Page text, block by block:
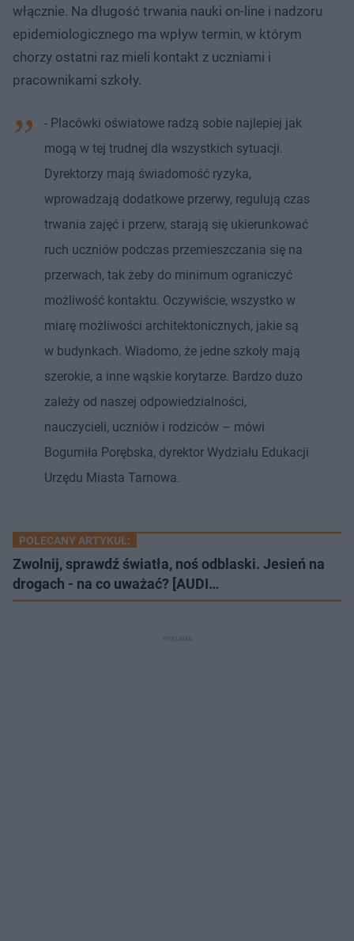
włącznie. Na długość trwania nauki on-line i nadzoru
epidemiologicznego ma wpływ termin, w którym
chorzy ostatni raz mieli kontakt z uczniami i
pracownikami szkoły.
- Placówki oświatowe radzą sobie najlepiej jak
mogą w tej trudnej dla wszystkich sytuacji.
Dyrektorzy mają świadomość ryzyka,
wprowadzają dodatkowe przerwy, regulują czas
trwania zajęć i przerw, starają się ukierunkować
ruch uczniów podczas przemieszczania się na
przerwach, tak żeby do minimum ograniczyć
możliwość kontaktu. Oczywiście, wszystko w
miarę możliwości architektonicznych, jakie są
w budynkach. Wiadomo, że jedne szkoły mają
szerokie, a inne wąskie korytarze. Bardzo dużo
zależy od naszej odpowiedzialności,
nauczycieli, uczniów i rodziców – mówi
Bogumiła Porębska, dyrektor Wydziału Edukacji
Urzędu Miasta Tarnowa.
POLECANY ARTYKUŁ:
Zwolnij, sprawdź światła, noś odblaski. Jesień na
drogach - na co uważać? [AUDI…